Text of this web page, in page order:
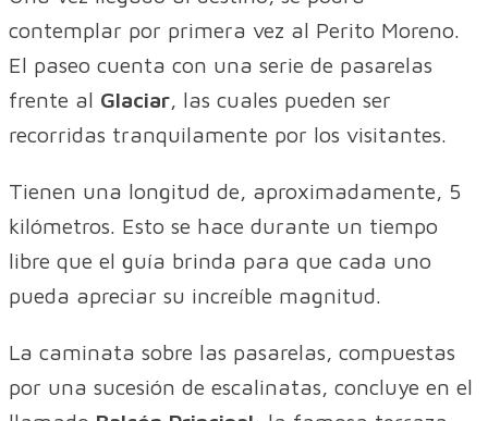
contemplar por primera vez al Perito Moreno.
El paseo cuenta con una serie de pasarelas
frente al Glaciar, las cuales pueden ser
recorridas tranquilamente por los visitantes.
Tienen una longitud de, aproximadamente, 5
kilómetros. Esto se hace durante un tiempo
libre que el guía brinda para que cada uno
pueda apreciar su increíble magnitud.
La caminata sobre las pasarelas, compuestas
por una sucesión de escalinatas, concluye en el